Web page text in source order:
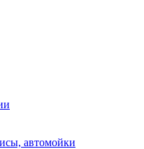
автомойки